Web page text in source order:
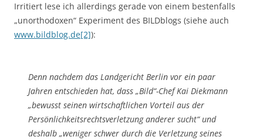
Irritiert lese ich allerdings gerade von einem bestenfalls
„unorthodoxen“ Experiment des BILDblogs (siehe auch
www.bildblog.de[2]):
Denn nachdem das Landgericht Berlin vor ein paar
Jahren entschieden hat, dass „Bild“-Chef Kai Diekmann
„bewusst seinen wirtschaftlichen Vorteil aus der
Persönlichkeitsrechtsverletzung anderer sucht“ und
deshalb „weniger schwer durch die Verletzung seines